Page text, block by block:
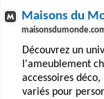
Maisons du
Découvrez un
l'ameublement
accessoires
variés pour